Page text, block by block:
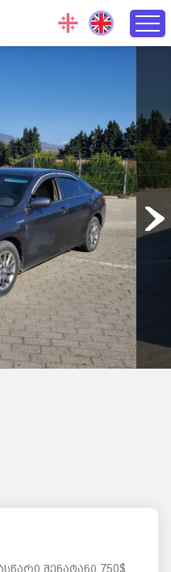
შენატანი 750$